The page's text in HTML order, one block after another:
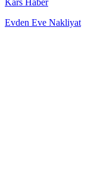
Kars Haber
Evden Eve Nakliyat